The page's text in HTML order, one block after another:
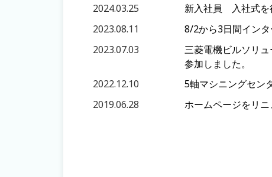
2024.03.25
新入社員 入社式を
2023.08.11
8/2から3日間インタ
2023.07.03
三菱電機ビルソリ
参加しました。
2022.12.10
5軸マシニングセン
2019.06.28
ホームページをリニ